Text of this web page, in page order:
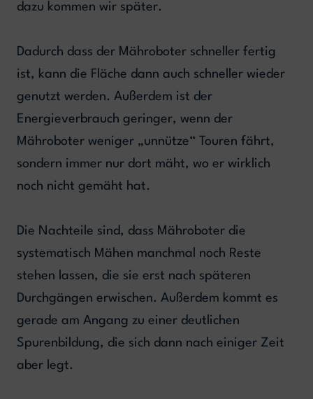
dazu kommen wir später.
Dadurch dass der Mähroboter schneller fertig
ist, kann die Fläche dann auch schneller wieder
genutzt werden. Außerdem ist der
Energieverbrauch geringer, wenn der
Mähroboter weniger „unnütze“ Touren fährt,
sondern immer nur dort mäht, wo er wirklich
noch nicht gemäht hat.
Die Nachteile sind, dass Mähroboter die
systematisch Mähen manchmal noch Reste
stehen lassen, die sie erst nach späteren
Durchgängen erwischen. Außerdem kommt es
gerade am Angang zu einer deutlichen
Spurenbildung, die sich dann nach einiger Zeit
aber legt.